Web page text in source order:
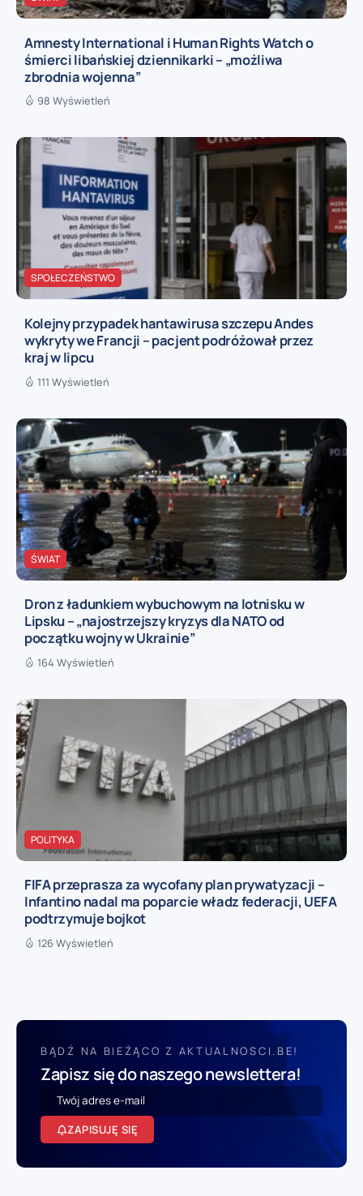
Amnesty International i Human Rights Watch o
śmierci libańskiej dziennikarki – „możliwa
zbrodnia wojenna”
98 Wyświetleń
SPOŁECZEŃSTWO
Kolejny przypadek hantawirusa szczepu Andes
wykryty we Francji – pacjent podróżował przez
kraj w lipcu
111 Wyświetleń
ŚWIAT
Dron z ładunkiem wybuchowym na lotnisku w
Lipsku – „najostrzejszy kryzys dla NATO od
początku wojny w Ukrainie”
164 Wyświetleń
POLITYKA
FIFA przeprasza za wycofany plan prywatyzacji –
Infantino nadal ma poparcie władz federacji, UEFA
podtrzymuje bojkot
126 Wyświetleń
BĄDŹ NA BIEŻĄCO Z AKTUALNOSCI.BE!
Zapisz się do naszego newslettera!
ZAPISUJĘ SIĘ